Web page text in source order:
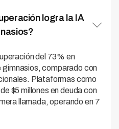
logra la IA
del 73% en
comparado con
Plataformas como
$5 millones en deuda con
llamada, operando en 7